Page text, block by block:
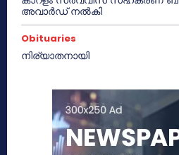
അവാർഡ് നൽകി
Obituaries
നിര്യാതനായി